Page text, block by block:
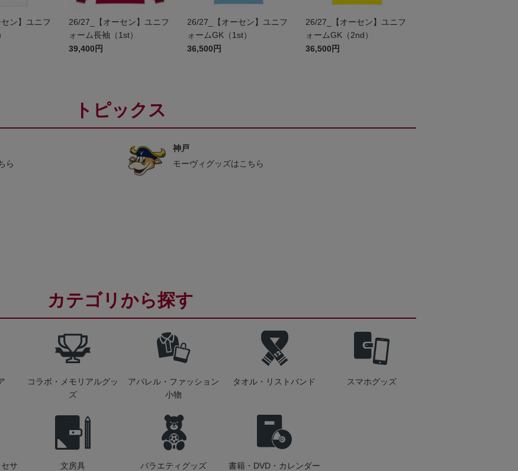
ン】ユニフ
26/27_【オーセン】ユニフ
ォーム長袖（1st）
39,400円
26/27_【オーセン】ユニフ
ォームGK（1st）
36,500円
26/27_【オーセン】ユニフ
ォームGK（2nd）
36,500円
トピックス
ら
神戸
モーヴィグッズはこちら
カテゴリから探す
コラボ・メモリアルグッ
ズ
アパレル・ファッション
小物
タオル・リストバンド スマホグッズ
サ 文房具 バラエティグッズ 書籍・DVD・カレンダー